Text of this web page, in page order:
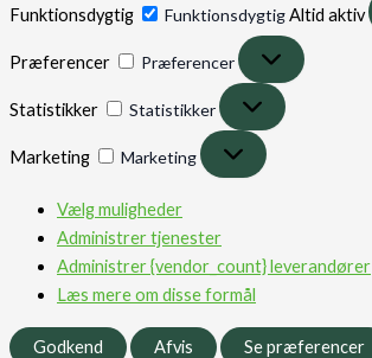
Funktionsdygtig FunktionsdygtigAltid aktiv
Præferencer Præferencer
Statistikker Statistikker
Marketing Marketing
Vælg muligheder
Administrer tjenester
Administrer {vendor_count} leverandører
Læs mere om disse formål
Godkend Afvis
Se præferencer